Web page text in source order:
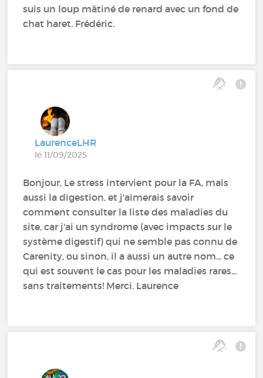
suis un loup mâtiné de renard avec un fond de
chat haret. Frédéric.
LaurenceLHR
le 11/09/2025
Bonjour, Le stress intervient pour la FA, mais
aussi la digestion, et j'aimerais savoir
comment consulter la liste des maladies du
site, car j'ai un syndrome (avec impacts sur le
système digestif) qui ne semble pas connu de
Carenity, ou sinon, il a aussi un autre nom... ce
qui est souvent le cas pour les maladies rares...
sans traitements! Merci. Laurence